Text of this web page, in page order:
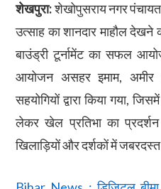
शेखपुरा:शेखोपुसराय नगर
उत्साह का शानदार माहौल देखने
बाउंड्री टूर्नामेंट का सफल
आयोजन असहर इमाम,
सहयोगियों द्वारा किया गया,
लेकर खेल प्रतिभा का
खिलाड़ियों और दर्शकों में